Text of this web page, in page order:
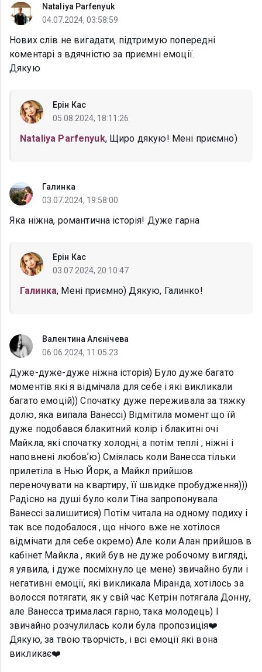
Nataliya Parfenyuk
04.07.2024, 03:58:59
Нових слів не вигадати, підтримую попередні
коментарі з вдячністю за приємні емоції.
Дякую
Ерін Кас
05.08.2024, 18:11:26
Nataliya Parfenyuk, Щиро дякую! Мені приємно)
Галинка
03.07.2024, 19:58:00
Яка ніжна, романтична історія! Дуже гарна
Ерін Кас
03.07.2024, 20:10:47
Галинка, Мені приємно) Дякую, Галинко!
Валентина Алєнічева
06.06.2024, 11:05:23
Дуже-дуже-дуже ніжна історія) Було дуже багато
моментів які я відмічала для себе і які викликали
багато емоцій)) Спочатку дуже переживала за тяжку
долю, яка випала Ванессі) Відмітила момент що їй
дуже подобався блакитний колір і блакитні очі
Майкла, які спочатку холодні, а потім теплі , ніжні і
наповнені любовʼю) Сміялась коли Ванесса тільки
прилетіла в Нью Йорк, а Майкл прийшов
переночувати на квартиру, її швидке пробудження)))
Радісно на душі було коли Тіна запропонувала
Ванессі залишитися) Потім читала на одному подиху і
так все подобалося , що нічого вже не хотілося
відмічати для себе окремо) Але коли Алан прийшов в
кабінет Майкла , який був не дуже робочому вигляді,
я уявила, і дуже посміхнуло це мене) звичайно були і
негативні емоції, які викликала Міранда, хотілось за
волосся потягати, як у свій час Кетрін потягала Донну,
але Ванесса трималася гарно, така молодець) І
звичайно розчулилась коли була пропозиція❤️
Дякую, за твою творчість, і всі емоції які вона
викликає❤️